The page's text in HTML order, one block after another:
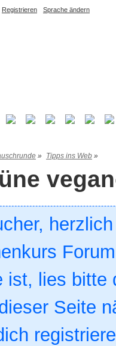
Registrieren Sprache ändern
» Tipps ins Web »
ist, lies bitte
Seite